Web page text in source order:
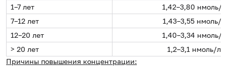
1–7 лет
1,42–3,80 нмоль/л
7–12 лет
1,43–3,55 нмоль/л
12–20 лет
1,40–3,34 нмоль/л
> 20 лет
1,2–3,1 нмоль/л
Причины повышения концентрации: